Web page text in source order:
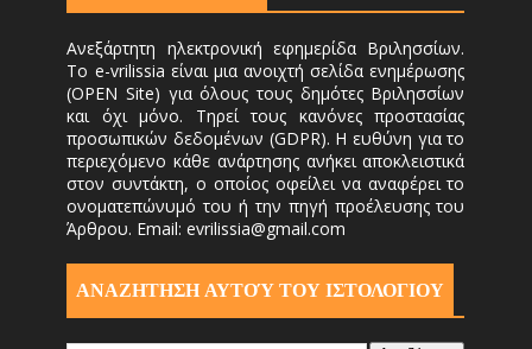
Ανεξάρτητη ηλεκτρονική εφημερίδα Βριλησσίων.
Το e-vrilissia είναι μια ανοιχτή σελίδα ενημέρωσης
(OPEN Site) για όλους τους δημότες Βριλησσίων
και όχι μόνο. Τηρεί τους κανόνες προστασίας
προσωπικών δεδομένων (GDPR). Η ευθύνη για το
περιεχόμενο κάθε ανάρτησης ανήκει αποκλειστικά
στον συντάκτη, ο οποίος οφείλει να αναφέρει το
ονοματεπώνυμό του ή την πηγή προέλευσης του
Άρθρου. Email: evrilissia@gmail.com
ΑΝΑΖΗΤΗΣΗ ΑΥΤΟΎ ΤΟΥ ΙΣΤΟΛΟΓΙΟΥ